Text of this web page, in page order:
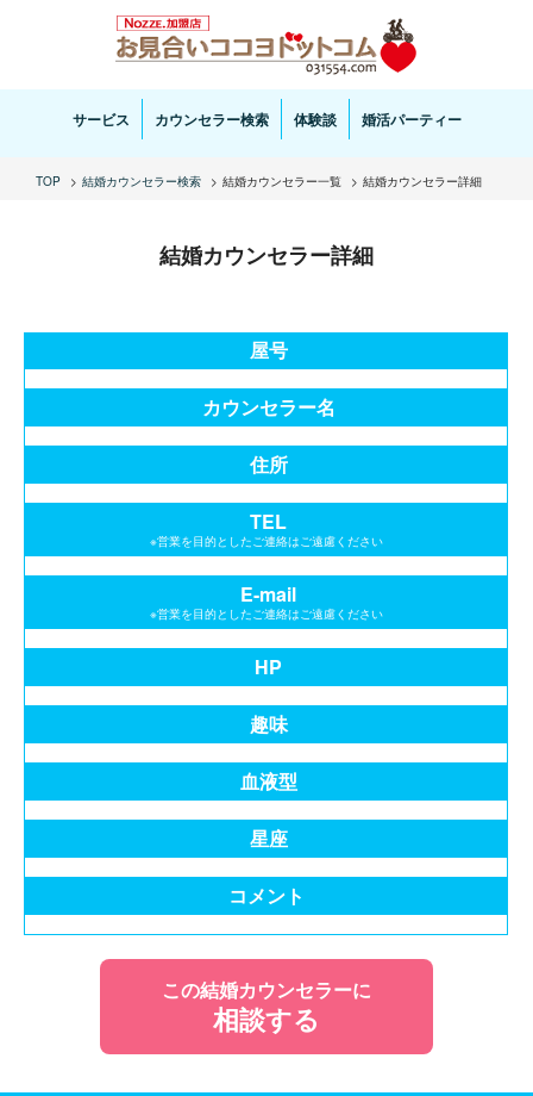
お見合い・結婚相談ならお見合いココヨドットコムへ。専任の結婚カウンセラーがサポートいた
します。
サービス カウンセラー検索 体験談 婚活パーティー
TOP 結婚カウンセラー検索 結婚カウンセラー一覧 結婚カウンセラー詳細
結婚カウンセラー詳細
屋号
カウンセラー名
住所
TEL
※営業を目的としたご連絡はご遠慮ください
E-mail
※営業を目的としたご連絡はご遠慮ください
HP
趣味
血液型
星座
コメント
この結婚カウンセラーに
相談する